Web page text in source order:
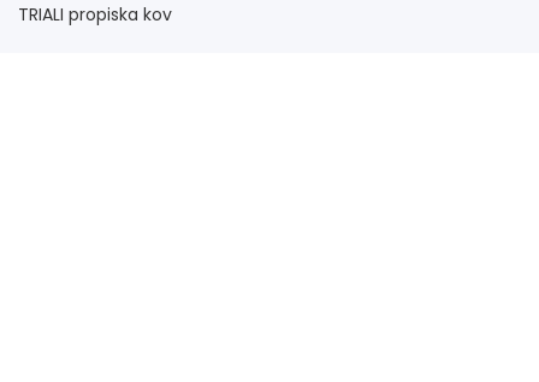
TRIALI propiska kov